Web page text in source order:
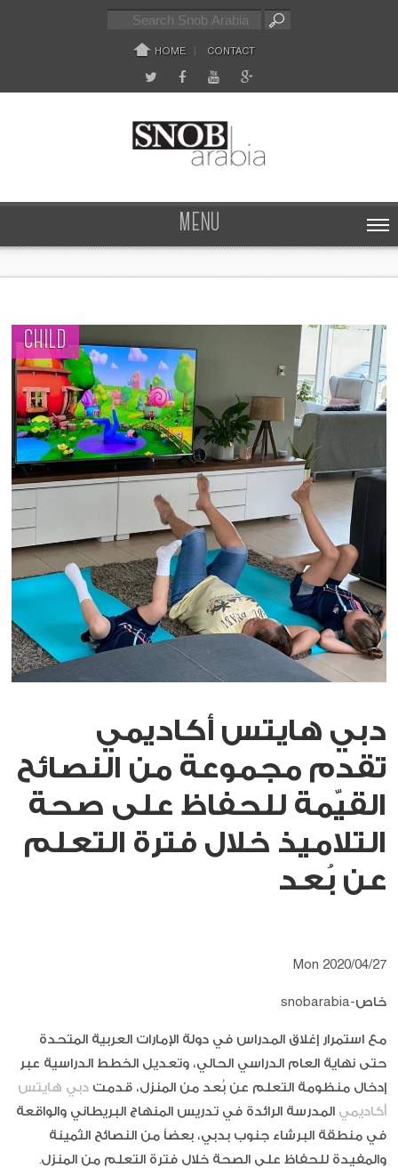
HOME CONTACT
MENU
CHILD
دبي هايتس أكاديمي
تقدم مجموعة من النصائح
القيّمة للحفاظ على صحة
التلاميذ خلال فترة التعلم
عن بُعد
Mon 2020/04/27
خاص-snobarabia
مع استمرار إغلاق المدراس في دولة الإمارات العربية المتحدة
حتى نهاية العام الدراسي الحالي، وتعديل الخطط الدراسية عبر
إدخال منظومة التعلم عن بُعد من المنزل، قدمتدبي هايتس
أكاديمي المدرسة الرائدة في تدريس المنهاج البريطاني والواقعة
في منطقة البرشاء جنوب بدبي، بعضاً من النصائح الثمينة
والمفيدة للحفاظ على الصحة خلال فترة التعلم من المنزل.